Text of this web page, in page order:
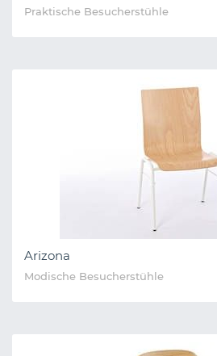
Praktische Besucherstühle
Arizona
Modische Besucherstühle